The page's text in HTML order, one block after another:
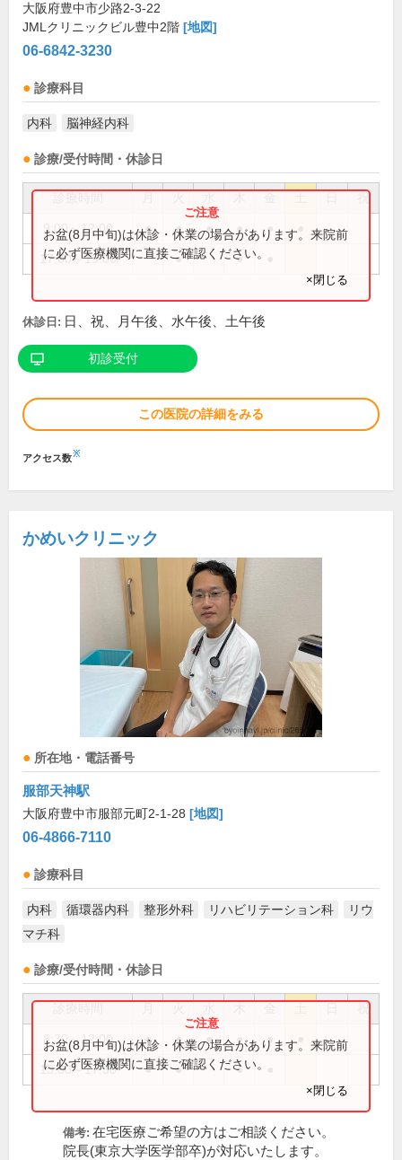
大阪府豊中市少路2-3-22
JMLクリニックビル豊中2階 [地図]
06-6842-3230
診療科目
内科 脳神経内科
診療/受付時間・休診日
祝
9:00～12:00 ● ● ● ● ●
17:00～19:00 ● ●
お盆(8月中旬)は休診・休業の場合があります。来院前
に必ず医療機関に直接ご確認ください。
×閉じる
休診日: 日、祝、月午後、水午後、土午後
初診受付
この医院の詳細をみる
アクセス数※
かめいクリニック
所在地・電話番号
服部天神駅
大阪府豊中市服部元町2-1-28 [地図]
06-4866-7110
診療科目
内科 循環器内科 整形外科 リハビリテーション科
リウ
マチ科
診療/受付時間・休診日
祝
8:30～12:00 ● ● ● ● ●
15:00～17:30 ● ● ●
お盆(8月中旬)は休診・休業の場合があります。来院前
に必ず医療機関に直接ご確認ください。
×閉じる
備考: 在宅医療ご希望の方はご相談ください。
院長(東京大学医学部卒)が対応いたします。